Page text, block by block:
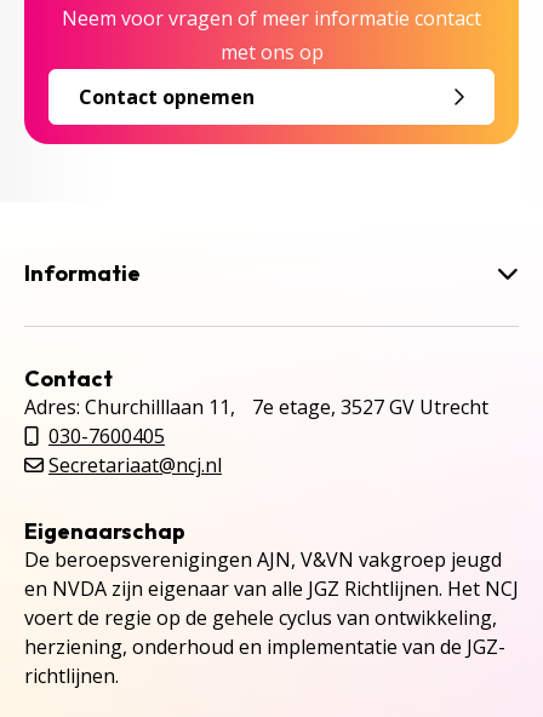
Neem voor vragen of meer informatie contact
met ons op
Contact opnemen
Informatie
Contact
Adres: Churchilllaan 11, 7e etage, 3527 GV Utrecht
030-7600405
Secretariaat@ncj.nl
Eigenaarschap
De beroepsverenigingen AJN, V&VN vakgroep jeugd
en NVDA zijn eigenaar van alle JGZ Richtlijnen. Het NCJ
voert de regie op de gehele cyclus van ontwikkeling,
herziening, onderhoud en implementatie van de JGZ-
richtlijnen.